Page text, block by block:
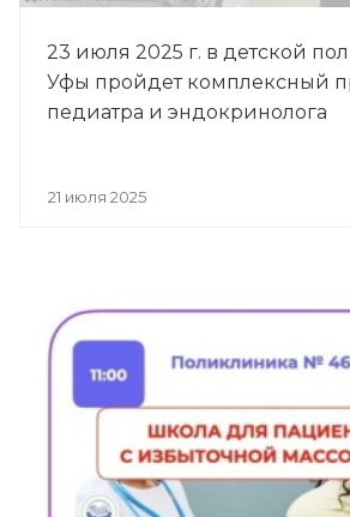
23 июля 2025 г. в детской
Уфы пройдет комплексный
педиатра и эндокринолога
21 июля 2025